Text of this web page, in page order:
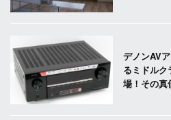
デノンAV
るミドルク
場！その真